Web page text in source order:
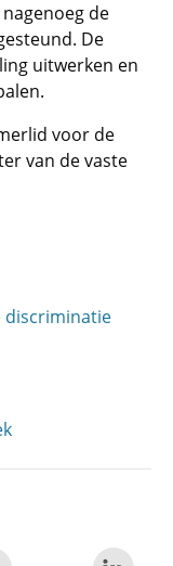
de
De
uitwerken en
voor de
van de vaste
discriminatie